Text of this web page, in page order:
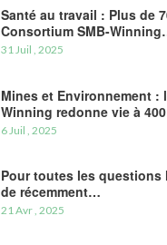
Santé au travail : Plus de
Consortium SMB-
31 Juil , 2025
Mines et Environnement :
Winning redonne vie à
6 Juil , 2025
Pour toutes les
de récemment…
21 Avr , 2025